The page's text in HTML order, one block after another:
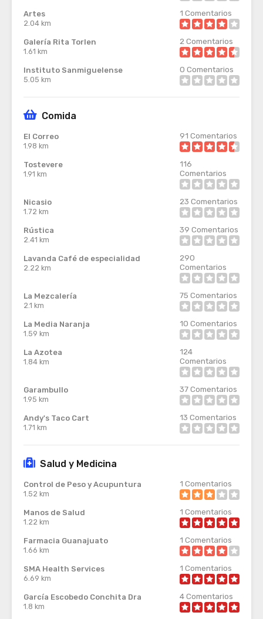
Artes
2.04 km
1 Comentarios
Galería Rita Torlen
1.61 km
2 Comentarios
Instituto Sanmiguelense
5.05 km
0 Comentarios
Comida
El Correo
1.98 km
91 Comentarios
Tostevere
1.91 km
116
Comentarios
Nicasio
1.72 km
23 Comentarios
Rústica
2.41 km
39 Comentarios
Lavanda Café de especialidad
2.22 km
290
Comentarios
La Mezcalería
2.1 km
75 Comentarios
La Media Naranja
1.59 km
10 Comentarios
La Azotea
1.84 km
124
Comentarios
Garambullo
1.95 km
37Comentarios
Andy's Taco Cart
1.71 km
13 Comentarios
Salud y Medicina
Control de Peso y Acupuntura
1.52 km
1 Comentarios
Manos de Salud
1.22 km
1 Comentarios
Farmacia Guanajuato
1.66 km
1 Comentarios
SMA Health Services
6.69 km
1 Comentarios
García Escobedo Conchita Dra
1.8 km
4Comentarios